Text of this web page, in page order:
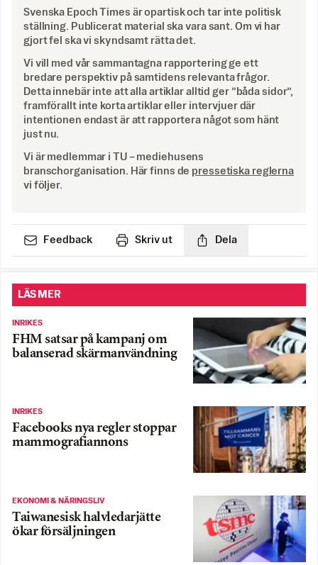
Svenska Epoch Times är opartisk och tar inte politisk
ställning. Publicerat material ska vara sant. Om vi har
gjort fel ska vi skyndsamt rätta det.
Vi vill med vår sammantagna rapportering ge ett
bredare perspektiv på samtidens relevanta frågor.
Detta innebär inte att alla artiklar alltid ger ”båda sidor”,
framförallt inte korta artiklar eller intervjuer där
intentionen endast är att rapportera något som hänt
just nu.
Vi är medlemmar i TU – mediehusens
branschorganisation. Här finns de pressetiska reglerna
vi följer.
Feedback Skriv ut Dela
LÄS MER
INRIKES
FHM satsar på kampanj om
balanserad skärmanvändning
INRIKES
Facebooks nya regler stoppar
mammografiannons
EKONOMI & NÄRINGSLIV
Taiwanesisk halvledarjätte
ökar försäljningen